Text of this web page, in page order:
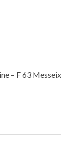
– F 63 Messeix